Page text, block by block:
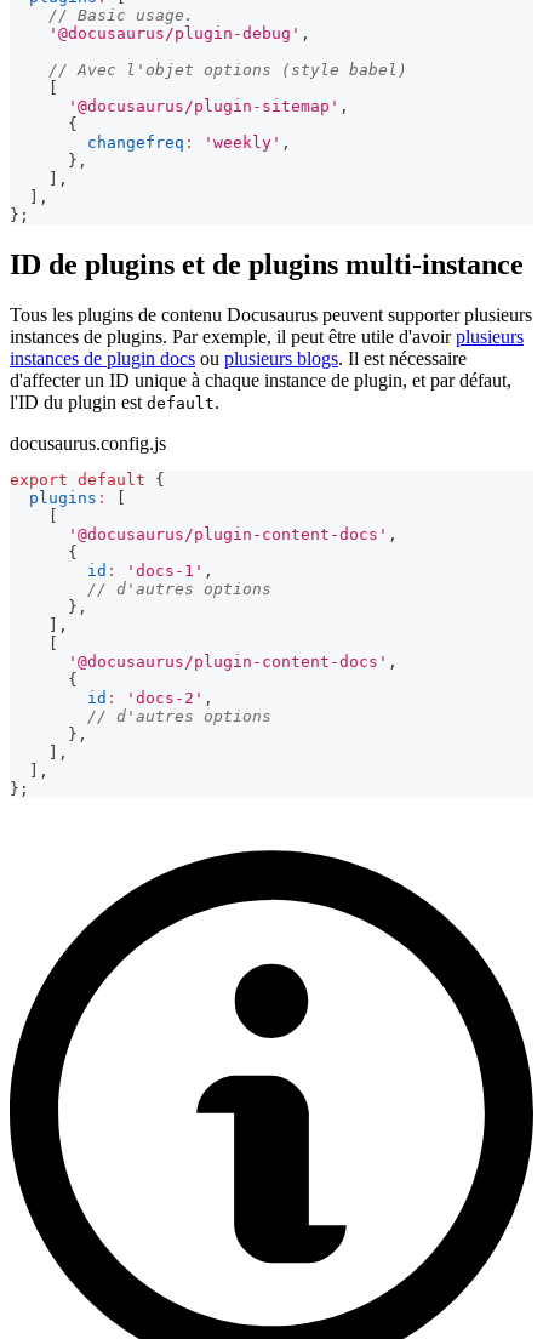
// Basic usage.
'@docusaurus/plugin-debug' ,
// Avec l'objet options (style babel)
[
'@docusaurus/plugin-sitemap' ,
{
changefreq : 'weekly' ,
} ,
] ,
] ,
} ;
ID de plugins et de plugins multi-instance
Tous les plugins de contenu Docusaurus peuvent supporter plusieurs
instances de plugins. Par exemple, il peut être utile d'avoirplusieurs
instances de plugin docs ou plusieurs blogs. Il est nécessaire
d'affecter un ID unique à chaque instance de plugin, et par défaut,
l'ID du plugin est default.
docusaurus.config.js
export default
{
plugins :
'@docusaurus/plugin-content-docs' ,
{
id : 'docs-1' ,
// d'autres options
} ,
,
'@docusaurus/plugin-content-docs' ,
{
id : 'docs-2' ,
// d'autres options
} ,
,
,
} ;